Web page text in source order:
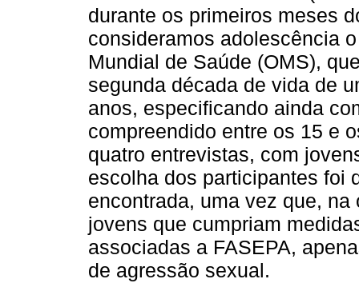
durante os primeiros meses
consideramos adolescência
Mundial de Saúde (OMS),
segunda década de vida de
anos, especificando ainda
compreendido entre os 15 e
quatro entrevistas, com
escolha dos participantes foi
encontrada, uma vez que,
jovens que cumpriam
associadas a FASEPA,
de agressão sexual.